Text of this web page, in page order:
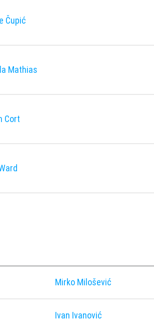
Čupić
Mathias
Cort
Mirko Milošević
Ivan Ivanović